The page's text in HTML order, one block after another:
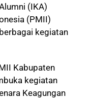
(IKA)
(PMII)
kegiatan
Kabupaten
kegiatan
Keagungan